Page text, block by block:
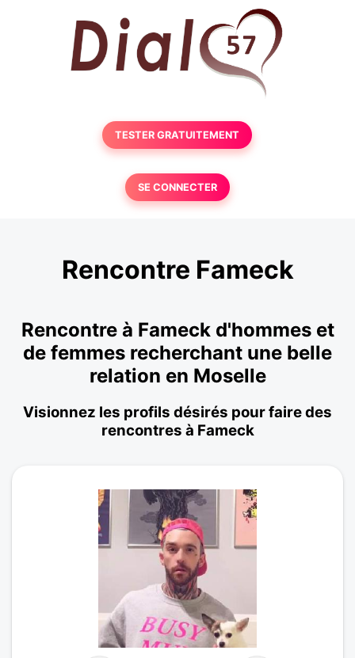
TESTER GRATUITEMENT
SE CONNECTER
Rencontre Fameck
Rencontre à Fameck d'hommes et
de femmes recherchant une belle
relation en Moselle
Visionnez les profils désirés pour faire des
rencontres à Fameck